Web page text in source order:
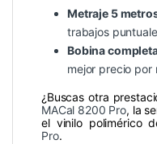
Metraje 5
trabajos
Bobina
mejor precio por
¿Buscas otra
MACal 8200 Pro, la
el vinilo polimérico
Pro.